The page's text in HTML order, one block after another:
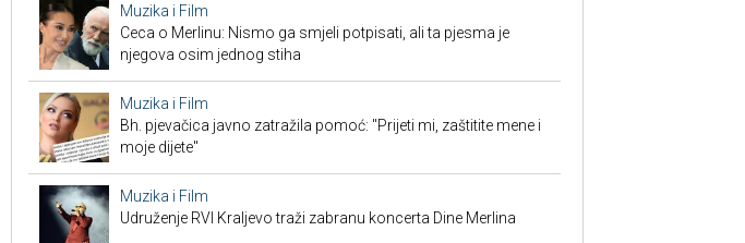
Muzika i Film
Ceca o Merlinu: Nismo ga smjeli potpisati, ali ta pjesma je
njegova osim jednog stiha
Muzika i Film
Bh. pjevačica javno zatražila pomoć: "Prijeti mi, zaštitite mene i
moje dijete"
Muzika i Film
Udruženje RVI Kraljevo traži zabranu koncerta Dine Merlina